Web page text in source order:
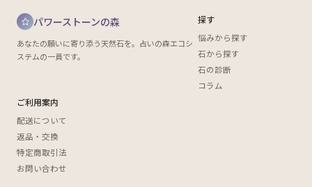
パワーストーンの森
あなたの願いに寄り添う天然石を。占いの森エコシ
ステムの一員です。
探す
悩みから探す
石から探す
石の診断
コラム
ご利用案内
配送について
返品・交換
特定商取引法
お問い合わせ